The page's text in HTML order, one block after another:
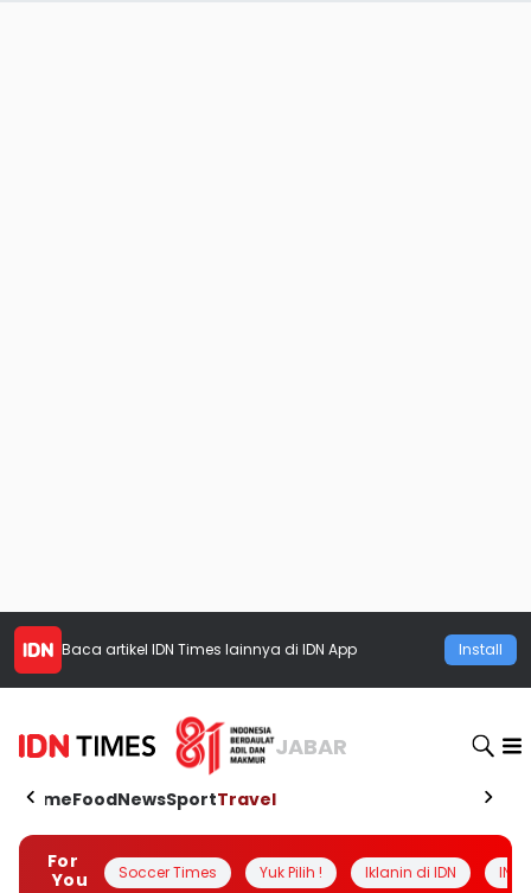
Baca artikel IDN Times lainnya di IDN App Install
JABAR
HomeFoodNewsSportTravel
For
You
Soccer Times Yuk Pilih ! Iklanin di IDN